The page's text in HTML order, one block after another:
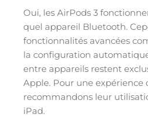
Oui, les AirPods 3
quel appareil Bluetooth.
fonctionnalités avancées
la configuration
entre appareils restent
Apple. Pour une expérience
recommandons leur
iPad.